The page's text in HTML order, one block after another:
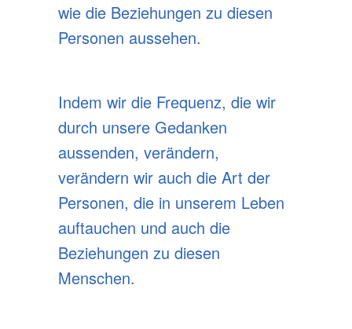
wie die Beziehungen zu diesen
Personen aussehen.
Indem wir die Frequenz, die wir
durch unsere Gedanken
aussenden, verändern,
verändern wir auch die Art der
Personen, die in unserem Leben
auftauchen und auch die
Beziehungen zu diesen
Menschen.